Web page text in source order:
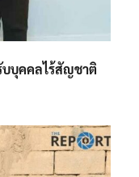
บบุคคลไร้สัญชาติ